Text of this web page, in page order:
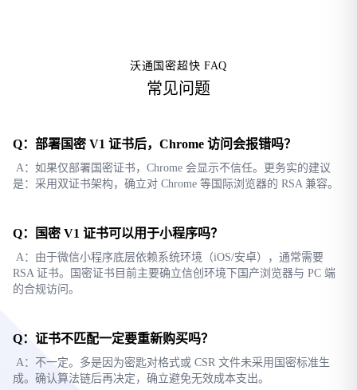
沃通国密超快 FAQ
常见问题
Q：部署国密 V1 证书后，Chrome 访问会报错吗？
A：如果仅部署国密证书，Chrome 会显示不信任。更务实的建议
是：采用双证书架构，确立对 Chrome 等国际浏览器的 RSA 兼容。
Q：国密 V1 证书可以用于小程序吗？
A：由于微信小程序底层依赖系统环境（iOS/安卓），通常需要
RSA 证书。国密证书目前主要确立信创环境下国产浏览器与 PC 端
的合规访问。
Q：证书不匹配一定要重新购买吗？
A：不一定。多是因为密匙对格式或 CSR 文件未采用国密标准生
成。确认算法链后再决定，确立避免无效成本支出。